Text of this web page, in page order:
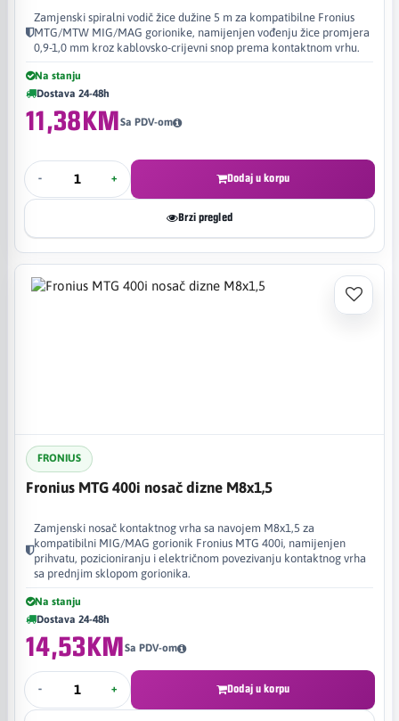
Zamjenski spiralni vodič žice dužine 5 m za kompatibilne Fronius
MTG/MTW MIG/MAG gorionike, namijenjen vođenju žice promjera
0,9-1,0 mm kroz kablovsko-crijevni snop prema kontaktnom vrhu.
Na stanju
Dostava 24-48h
11,38KMSa PDV-om
- + Dodaj u korpu
Brzi pregled
FRONIUS
Fronius MTG 400i nosač dizne M8x1,5
Zamjenski nosač kontaktnog vrha sa navojem M8x1,5 za
kompatibilni MIG/MAG gorionik Fronius MTG 400i, namijenjen
prihvatu, pozicioniranju i električnom povezivanju kontaktnog vrha
sa prednjim sklopom gorionika.
Na stanju
Dostava 24-48h
14,53KMSa PDV-om
- + Dodaj u korpu